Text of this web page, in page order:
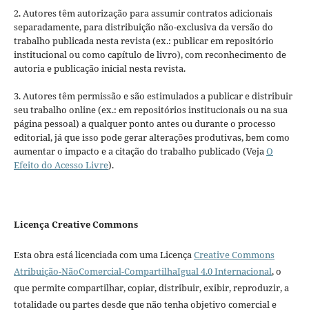
2. Autores têm autorização para assumir contratos adicionais
separadamente, para distribuição não-exclusiva da versão do
trabalho publicada nesta revista (ex.: publicar em repositório
institucional ou como capítulo de livro), com reconhecimento de
autoria e publicação inicial nesta revista.
3. Autores têm permissão e são estimulados a publicar e distribuir
seu trabalho online (ex.: em repositórios institucionais ou na sua
página pessoal) a qualquer ponto antes ou durante o processo
editorial, já que isso pode gerar alterações produtivas, bem como
aumentar o impacto e a citação do trabalho publicado (VejaO
Efeito do Acesso Livre).
Licença Creative Commons
Esta obra está licenciada com uma LicençaCreative Commons
Atribuição-NãoComercial-CompartilhaIgual 4.0 Internacional, o
que permite compartilhar, copiar, distribuir, exibir, reproduzir, a
totalidade ou partes desde que não tenha objetivo comercial e